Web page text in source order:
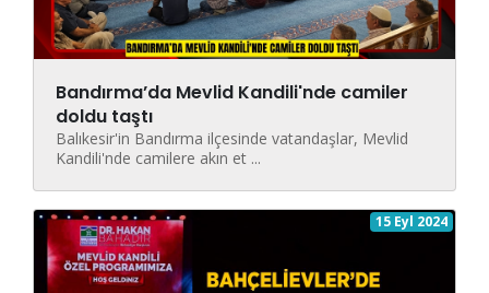
Bandırma’da Mevlid Kandili'nde camiler
doldu taştı
Balıkesir'in Bandırma ilçesinde vatandaşlar, Mevlid
Kandili'nde camilere akın et ...
15 Eyl 2024